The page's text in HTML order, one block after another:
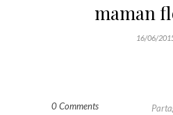
maman
16/06/
0 Comments